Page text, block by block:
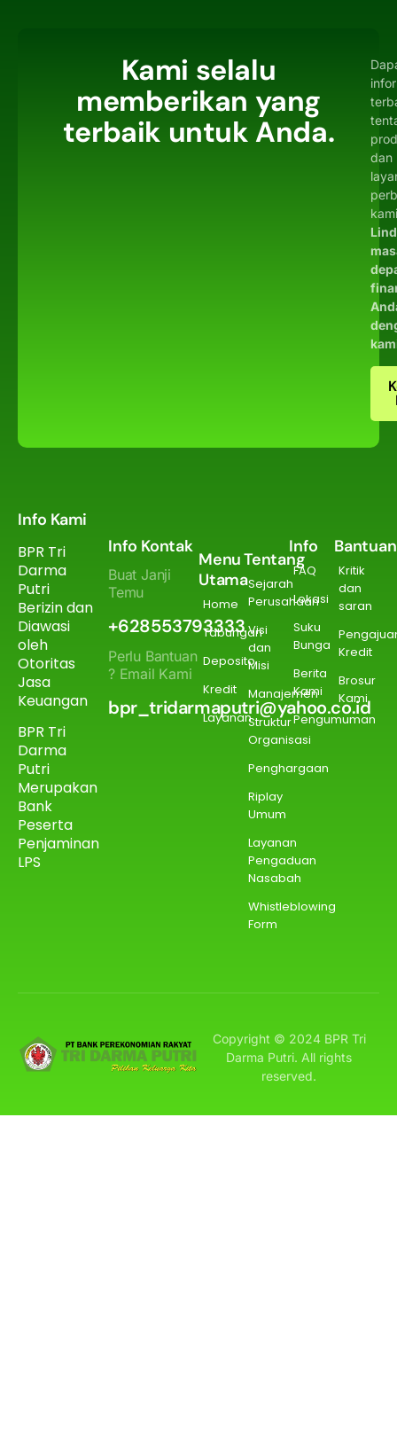
Kami selalu
memberikan yang
terbaik untuk Anda.
dan
Info Kami
BPR Tri
Darma
Putri
Berizin dan
Diawasi
oleh
Otoritas
Jasa
Keuangan
BPR Tri
Darma
Putri
Merupakan
Bank
Peserta
Penjaminan
LPS
Info Kontak
Buat Janji
Temu
+628553793333
Perlu Bantuan
? Email Kami
bpr_tridarmaputri@yahoo.co.id
Menu
Utama
Home
Tabungan
Deposito
Kredit
Layanan
Tentang
Sejarah
Perusahaan
Visi
dan
Misi
Manajemen
Struktur
Organisasi
Penghargaan
Riplay
Umum
Layanan
Pengaduan
Nasabah
Whistleblowing
Form
Info
FAQ
Lokasi
Suku
Bunga
Berita
Kami
Pengumuman
Bantuan
Kritik
dan
saran
Kredit
Brosur
Kami
Copyright © 2024 BPR Tri
Darma Putri. All rights
reserved.